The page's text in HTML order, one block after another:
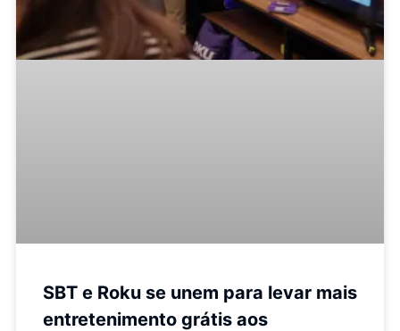
SBT e Roku se unem para levar mais
entretenimento grátis aos